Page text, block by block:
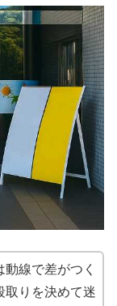
線で差がつく
取りを決めて迷